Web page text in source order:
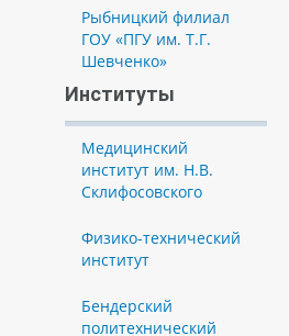
Рыбницкий филиал
ГОУ «ПГУ им. Т.Г.
Шевченко»
Институты
Медицинский
институт им. Н.В.
Склифосовского
Физико-технический
институт
Бендерский
политехнический